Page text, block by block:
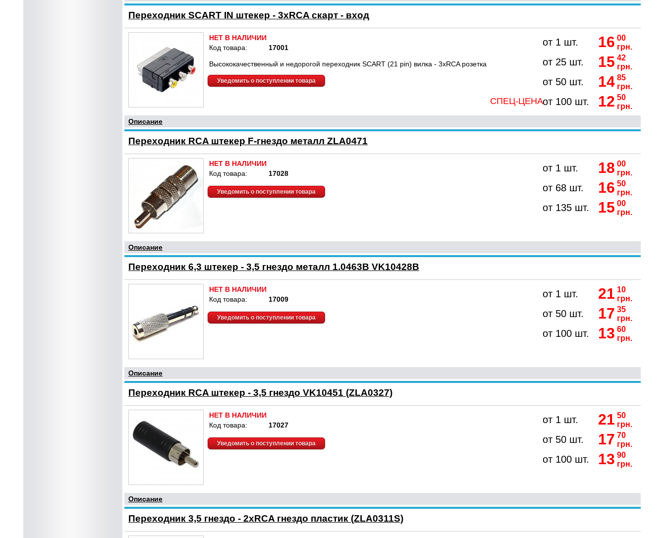
Переходник SCART IN штекер - 3xRCA скарт - вход
НЕТ В НАЛИЧИИ
Код товара:
17001
Высококачественный и недорогой переходник SCART (21 pin) вилка - 3xRCA розетка
Уведомить о поступлении товара
от 1 шт. 16 00
грн.
от 25 шт. 15 42
грн.
от 50 шт. 14 85
грн.
СПЕЦ-ЦЕНАот 100 шт. 12 50
грн.
Описание
Переходник RCA штекер F-гнездо металл ZLA0471
НЕТ В НАЛИЧИИ
Код товара:
17028
Уведомить о поступлении товара
от 1 шт. 18 00
грн.
от 68 шт. 16 50
грн.
от 135 шт. 15 00
грн.
Описание
Переходник 6,3 штекер - 3,5 гнездо металл 1.0463B VK10428B
НЕТ В НАЛИЧИИ
Код товара:
17009
Уведомить о поступлении товара
от 1 шт. 21 10
грн.
от 50 шт. 17 35
грн.
от 100 шт. 13 60
грн.
Описание
Переходник RCA штекер - 3,5 гнездо VK10451 (ZLA0327)
НЕТ В НАЛИЧИИ
Код товара:
17027
Уведомить о поступлении товара
от 1 шт. 21 50
грн.
от 50 шт. 17 70
грн.
от 100 шт. 13 90
грн.
Описание
Переходник 3,5 гнездо - 2xRCA гнездо пластик (ZLA0311S)